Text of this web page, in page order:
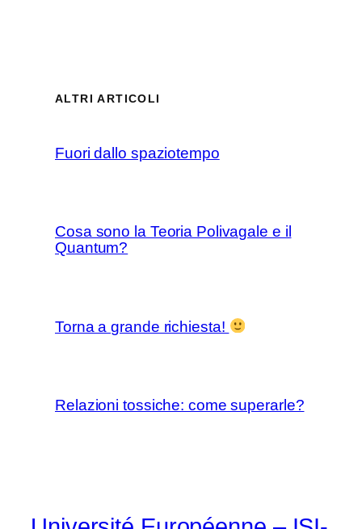
ALTRI ARTICOLI
Fuori dallo spaziotempo
Cosa sono la Teoria Polivagale e il
Quantum?
Torna a grande richiesta!
Relazioni tossiche: come superarle?